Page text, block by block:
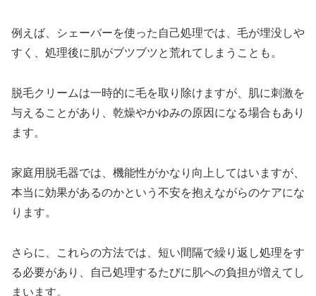
例えば、シェーバーを使った自己処理では、毛が埋没しや
すく、処理後に肌がブツブツと荒れてしまうことも。
脱毛クリームは一時的に毛を取り除けますが、肌に刺激を
与えることがあり、乾燥やかゆみの原因になる場合もあり
ます。
家庭用脱毛器では、機能性がかなり向上してはいますが、
本当に効果があるのかという不安を抱えながらのケアにな
ります。
さらに、これらの方法では、短い間隔で繰り返し処理をす
る必要があり、自己処理するたびに肌への負担が増えてし
まいます。